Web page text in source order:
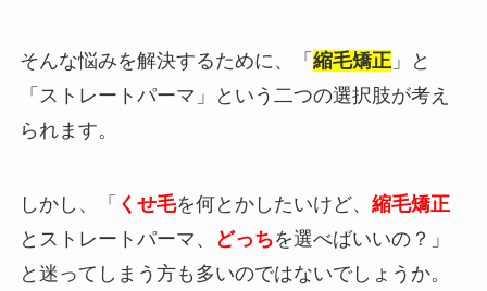
そんな悩みを解決するために、「 縮毛矯正」と
「ストレートパーマ」という二つの選択肢が考え
られます。
しかし、「 くせ毛を何とかしたいけど、 縮毛矯正
とストレートパーマ、
どっちを選べばいいの？」
と迷ってしまう方も多いのではないでしょうか。